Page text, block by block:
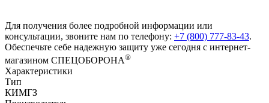
Для получения более подробной информации или
консультации, звоните нам по телефону: +7 (800) 777-83-43.
Обеспечьте себе надежную защиту уже сегодня с интернет-
магазином СПЕЦОБОРОНА®
Характеристики
Тип
КИМГЗ